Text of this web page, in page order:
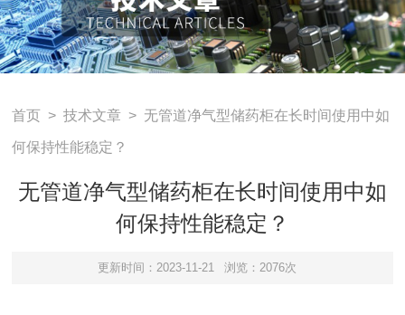
首页 >技术文章 > 无管道净气型储药柜在长时间使用中如
何保持性能稳定？
无管道净气型储药柜在长时间使用中如
何保持性能稳定？
更新时间：2023-11-21 浏览：2076次